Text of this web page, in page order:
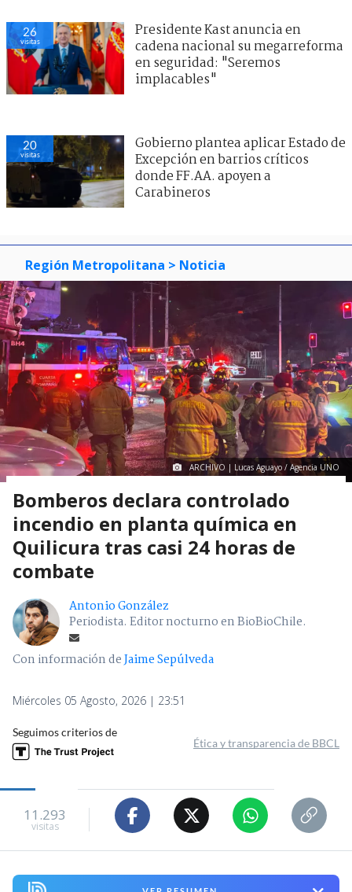
26
visitas
Presidente Kast anuncia en
cadena nacional su megarreforma
en seguridad: "Seremos
implacables"
20
visitas
Gobierno plantea aplicar Estado de
Excepción en barrios críticos
donde FF.AA. apoyen a
Carabineros
Región Metropolitana > Noticia
ARCHIVO | Lucas Aguayo / Agencia UNO
Bomberos declara controlado
incendio en planta química en
Quilicura tras casi 24 horas de
combate
Antonio González
Periodista. Editor nocturno en BioBioChile.
Con información deJaime Sepúlveda
Miércoles 05 Agosto, 2026 | 23:51
Seguimos criterios de
Ética y transparencia de BBCL
11.293
visitas